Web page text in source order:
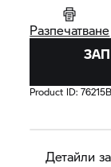
Разпечатване
Product ID:
Детайли